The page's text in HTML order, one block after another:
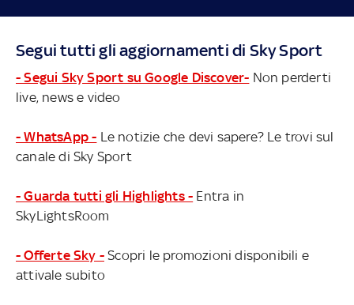
Segui tutti gli aggiornamenti di Sky Sport
- Segui Sky Sport su Google Discover- Non perderti
live, news e video
- WhatsApp - Le notizie che devi sapere? Le trovi sul
canale di Sky Sport
- Guarda tutti gli Highlights - Entra in
SkyLightsRoom
- Offerte Sky - Scopri le promozioni disponibili e
attivale subito